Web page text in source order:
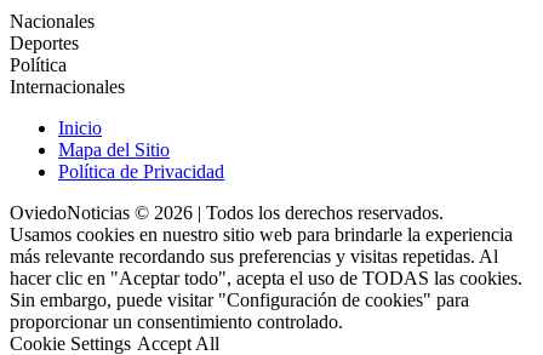
Nacionales
Deportes
Política
Internacionales
Inicio
Mapa del Sitio
Política de Privacidad
OviedoNoticias © 2026 | Todos los derechos reservados.
Usamos cookies en nuestro sitio web para brindarle la experiencia
más relevante recordando sus preferencias y visitas repetidas. Al
hacer clic en "Aceptar todo", acepta el uso de TODAS las cookies.
Sin embargo, puede visitar "Configuración de cookies" para
proporcionar un consentimiento controlado.
Cookie Settings Accept All